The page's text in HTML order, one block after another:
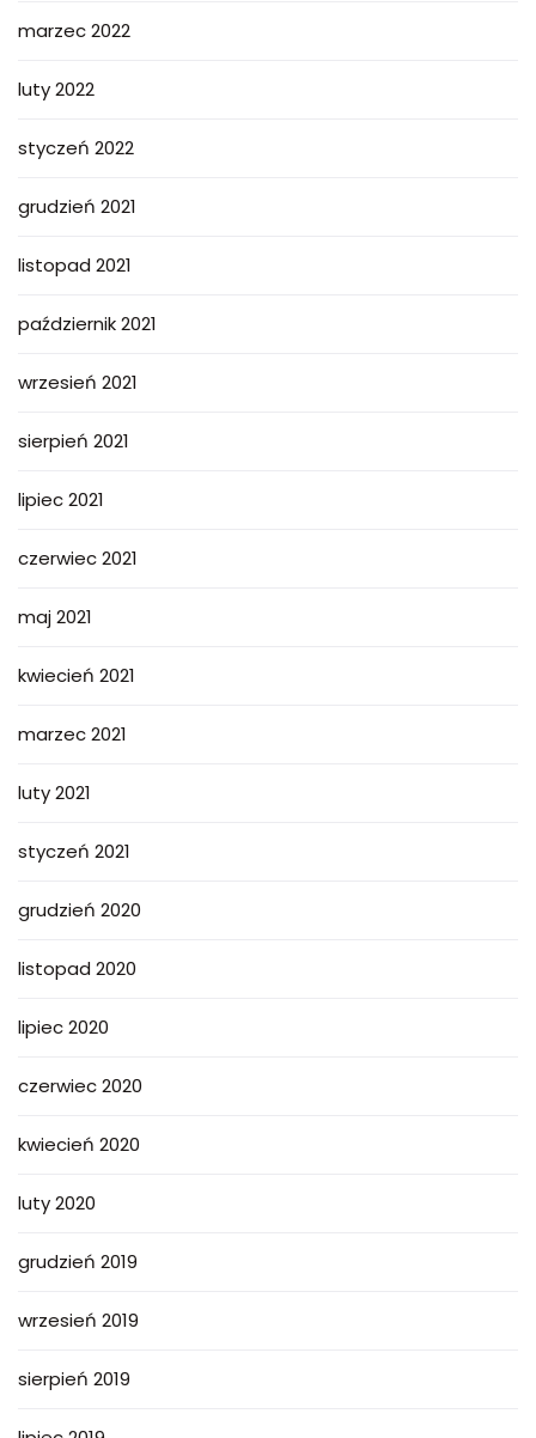
marzec 2022
luty 2022
styczeń 2022
grudzień 2021
listopad 2021
październik 2021
wrzesień 2021
sierpień 2021
lipiec 2021
czerwiec 2021
maj 2021
kwiecień 2021
marzec 2021
luty 2021
styczeń 2021
grudzień 2020
listopad 2020
lipiec 2020
czerwiec 2020
kwiecień 2020
luty 2020
grudzień 2019
wrzesień 2019
sierpień 2019